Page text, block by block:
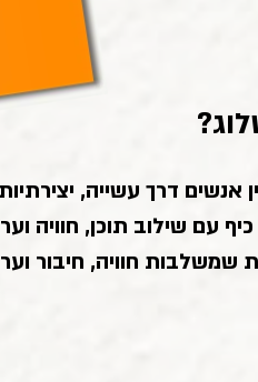
אנשים דרך עשייה,
עם שילוב תוכן, חוויה
שמשלבות חוויה, חיבור